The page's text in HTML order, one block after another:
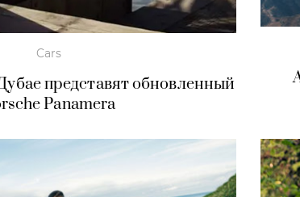
Cars
представят обновленный
Panamera